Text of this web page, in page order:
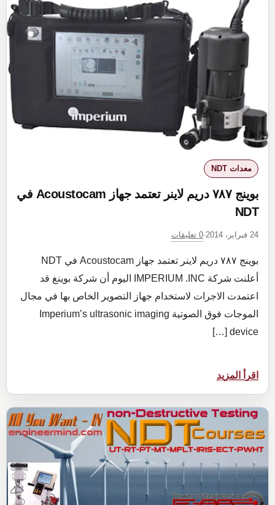
معدات NDT
بوينج ٧٨٧ دريم لاينر تعتمد جهاز Acoustocam في
NDT
24 فبراير، 2014 ·0 تعليقات
بوينج ٧٨٧ دريم لاينر تعتمد جهاز Acoustocam في NDT
أعلنت شركة IMPERIUM .INC اليوم أن شركة بوينغ قد
اعتمدت الاجرات لاستخدام جهاز التصوير الخاص بها في مجال
الموجات فوق الصوتية Imperium’s ultrasonic imaging
device […]
اقرأ المزيد
بوينج
٧٨٧
دريم
لاينر
تعتمد
جهاز
Acoustocam